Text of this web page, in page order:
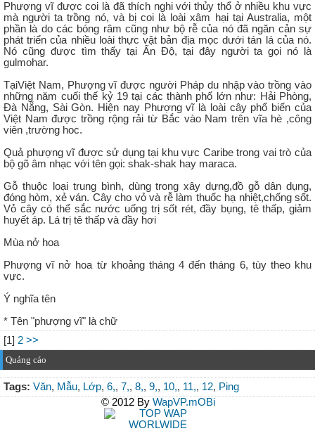
Phượng vĩ được coi là đã thích nghi với thủy thổ ở nhiều khu vực
mà người ta trồng nó, và bị coi là loài xâm hại tại Australia, một
phần là do các bóng râm cũng như bộ rễ của nó đã ngăn cản sự
phát triển của nhiều loài thực vật bản địa mọc dưới tán lá của nó.
Nó cũng được tìm thấy tại Ấn Độ, tại đây người ta gọi nó là
gulmohar.
TạiViệt Nam, Phượng vĩ được người Pháp du nhập vào trồng vào
những năm cuối thế kỷ 19 tại các thành phố lớn như: Hải Phòng,
Đà Nẵng, Sài Gòn. Hiện nay Phượng vĩ là loài cây phổ biến của
Việt Nam được trồng rộng rải từ Bắc vào Nam trên vĩa hè ,công
viên ,trường hoc.
Quả phượng vĩ được sử dụng tại khu vực Caribe trong vai trò của
bộ gõ âm nhạc với tên gọi: shak-shak hay maraca.
Gỗ thuộc loại trung bình, dùng trong xây dựng,đồ gỗ dân dụng,
đóng hòm, xẻ ván. Cây cho vỏ và rễ làm thuốc hạ nhiệt,chống sốt.
Vỏ cây có thể sắc nước uống trị sốt rét, đầy bụng, tê thấp, giảm
huyết áp. Lá trị tê thấp và đầy hơi
Mùa nở hoa
Phượng vĩ nở hoa từ khoảng tháng 4 đến tháng 6, tùy theo khu
vực.
Ý nghĩa tên
* Tên "phượng vĩ" là chữ
[1] 2 >>
Quảng cáo
Tags: Văn, Mẫu, Lớp, 6,, 7,, 8,, 9,, 10,, 11,, 12, Ping
© 2012 By WapVP.mOBi